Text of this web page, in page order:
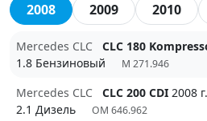
2008 2009 2010
Mercedes CLC CLC 180
1.8 Бензиновый M 271.946
Mercedes CLC CLC 200 CDI 2008
2.1 Дизель OM 646.962